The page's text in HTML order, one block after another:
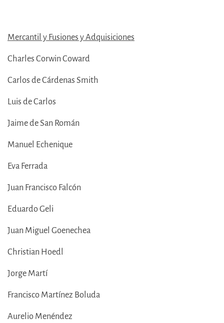
Mercantil y Fusiones y Adquisiciones
Charles Corwin Coward
Carlos de Cárdenas Smith
Luis de Carlos
Jaime de San Román
Manuel Echenique
Eva Ferrada
Juan Francisco Falcón
Eduardo Geli
Juan Miguel Goenechea
Christian Hoedl
Jorge Martí
Francisco Martínez Boluda
Aurelio Menéndez